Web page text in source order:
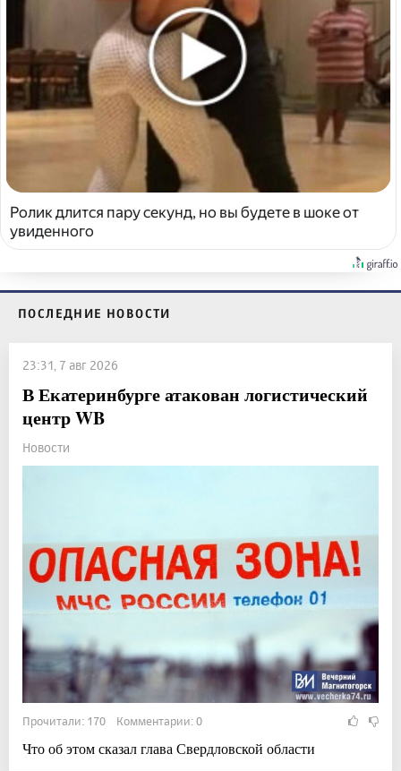
Ролик длится пару секунд, но вы будете в шоке от
увиденного
ПОСЛЕДНИЕ НОВОСТИ
23:31, 7 авг 2026
В Екатеринбурге атакован логистический
центр WB
Новости
Прочитали: 170 Комментарии: 0
Что об этом сказал глава Свердловской области